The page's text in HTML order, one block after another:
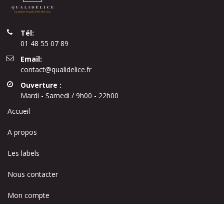
Tél:
01 48 55 07 89
Email:
contact@qualidelice.fr
Ouverture :
Mardi - Samedi / 9h00 - 22h00
Accueil
A propos
Les labels
Nous contacter
Mon compte